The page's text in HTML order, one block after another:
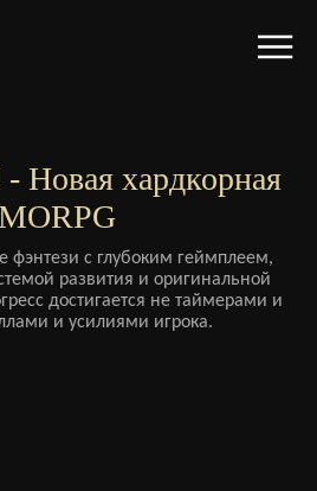
Новая хардкорная
фэнтези с глубоким геймплеем,
развития и оригинальной
достигается не таймерами и
и усилиями игрока.